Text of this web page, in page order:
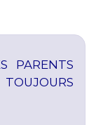
PARENTS